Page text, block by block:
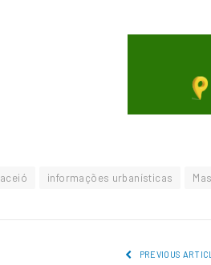
informações urbanísticas
PREVIOUS